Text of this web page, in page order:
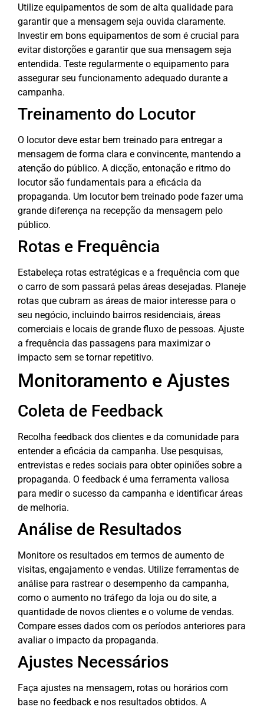
Utilize equipamentos de som de alta qualidade para
garantir que a mensagem seja ouvida claramente.
Investir em bons equipamentos de som é crucial para
evitar distorções e garantir que sua mensagem seja
entendida. Teste regularmente o equipamento para
assegurar seu funcionamento adequado durante a
campanha.
Treinamento do Locutor
O locutor deve estar bem treinado para entregar a
mensagem de forma clara e convincente, mantendo a
atenção do público. A dicção, entonação e ritmo do
locutor são fundamentais para a eficácia da
propaganda. Um locutor bem treinado pode fazer uma
grande diferença na recepção da mensagem pelo
público.
Rotas e Frequência
Estabeleça rotas estratégicas e a frequência com que
o carro de som passará pelas áreas desejadas. Planeje
rotas que cubram as áreas de maior interesse para o
seu negócio, incluindo bairros residenciais, áreas
comerciais e locais de grande fluxo de pessoas. Ajuste
a frequência das passagens para maximizar o
impacto sem se tornar repetitivo.
Monitoramento e Ajustes
Coleta de Feedback
Recolha feedback dos clientes e da comunidade para
entender a eficácia da campanha. Use pesquisas,
entrevistas e redes sociais para obter opiniões sobre a
propaganda. O feedback é uma ferramenta valiosa
para medir o sucesso da campanha e identificar áreas
de melhoria.
Análise de Resultados
Monitore os resultados em termos de aumento de
visitas, engajamento e vendas. Utilize ferramentas de
análise para rastrear o desempenho da campanha,
como o aumento no tráfego da loja ou do site, a
quantidade de novos clientes e o volume de vendas.
Compare esses dados com os períodos anteriores para
avaliar o impacto da propaganda.
Ajustes Necessários
Faça ajustes na mensagem, rotas ou horários com
base no feedback e nos resultados obtidos. A